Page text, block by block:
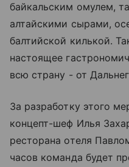
байкальским омулем,
алтайскими сырами,
балтийской килькой.
настоящее
всю страну - от
За разработку этого
концепт-шеф Илья
ресторана отеля
часов команда будет